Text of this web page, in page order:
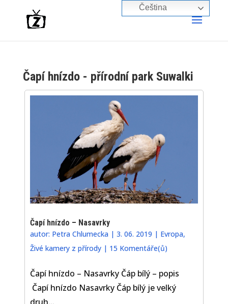
Čapí hnízdo - přírodní park Suwalki
Čapí hnízdo – Nasavrky
autor: Petra Chlumecka |3. 06. 2019 | Evropa,
Živé kamery z přírody | 15 Komentáře(ů)
Čapí hnízdo – Nasavrky Čáp bílý – popis
Čapí hnízdo Nasavrky Čáp bílý je velký
druh...
Čeština‎